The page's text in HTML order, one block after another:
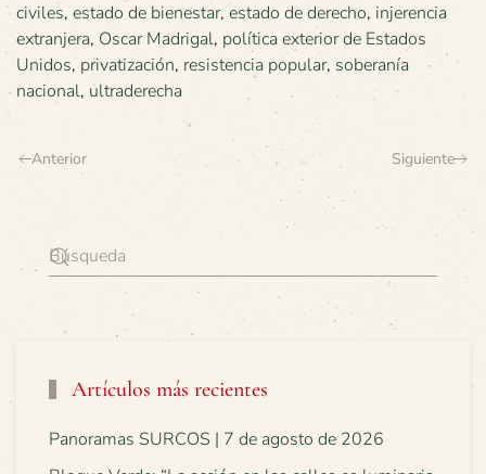
civiles, estado de bienestar, estado de derecho, injerencia
extranjera, Oscar Madrigal, política exterior de Estados
Unidos, privatización, resistencia popular, soberanía
nacional, ultraderecha
Anterior Siguiente
Artículos más recientes
Panoramas SURCOS | 7 de agosto de 2026